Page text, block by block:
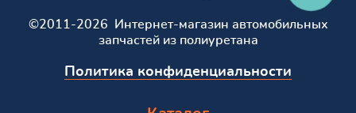
©2011-2026 Интернет-магазин автомобильных
запчастей из полиуретана
Политика конфиденциальности